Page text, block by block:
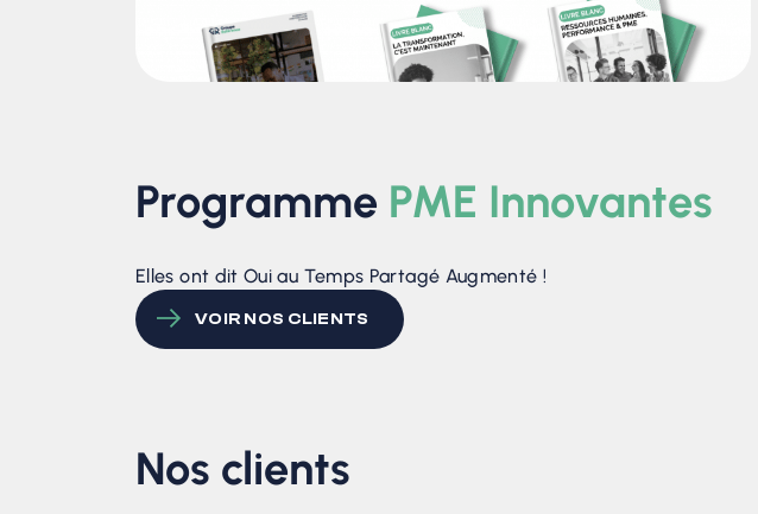
Programme PME Innovantes
Elles ont dit Oui au Temps Partagé Augmenté !
VOIR NOS CLIENTS
Nos clients